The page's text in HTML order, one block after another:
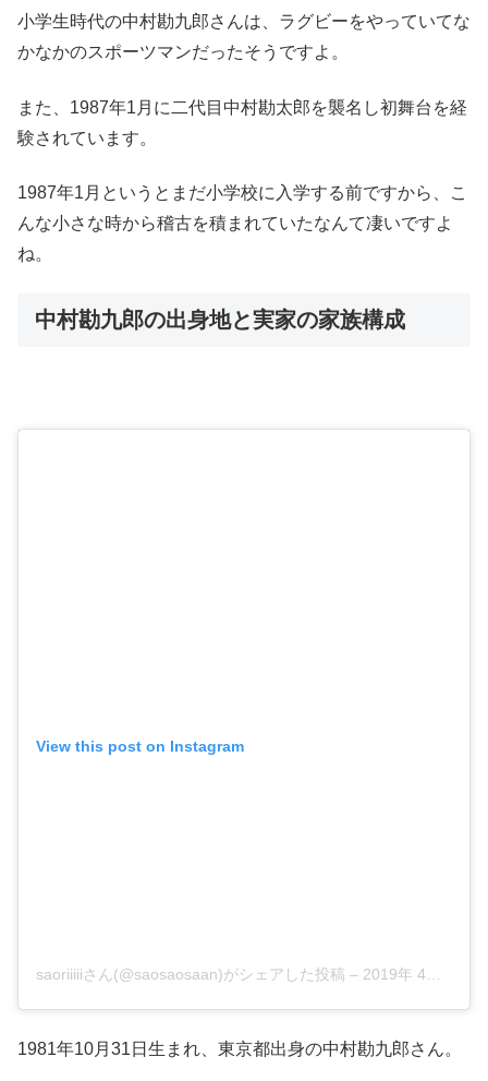
小学生時代の中村勘九郎さんは、ラグビーをやっていてな
かなかのスポーツマンだったそうですよ。
また、1987年1月に二代目中村勘太郎を襲名し初舞台を経
験されています。
1987年1月というとまだ小学校に入学する前ですから、こ
んな小さな時から稽古を積まれていたなんて凄いですよ
ね。
中村勘九郎の出身地と実家の家族構成
View this post on Instagram
saoriiiiiさん(@saosaosaan)がシェアした投稿 – 2019年 4月月9日午後6時46分PDT
1981年10月31日生まれ、東京都出身の中村勘九郎さん。